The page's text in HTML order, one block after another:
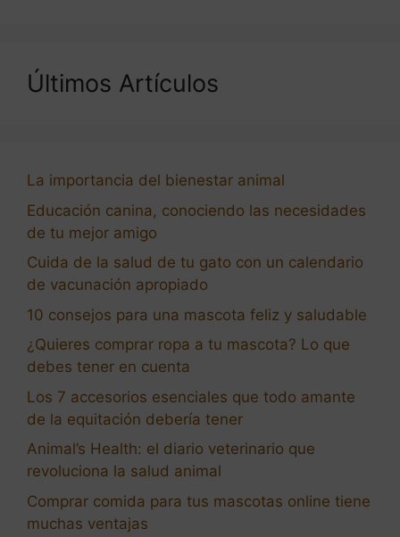
Últimos Artículos
La importancia del bienestar animal
Educación canina, conociendo las necesidades
de tu mejor amigo
Cuida de la salud de tu gato con un calendario
de vacunación apropiado
10 consejos para una mascota feliz y saludable
¿Quieres comprar ropa a tu mascota? Lo que
debes tener en cuenta
Los 7 accesorios esenciales que todo amante
de la equitación debería tener
Animal’s Health: el diario veterinario que
revoluciona la salud animal
Comprar comida para tus mascotas online tiene
muchas ventajas